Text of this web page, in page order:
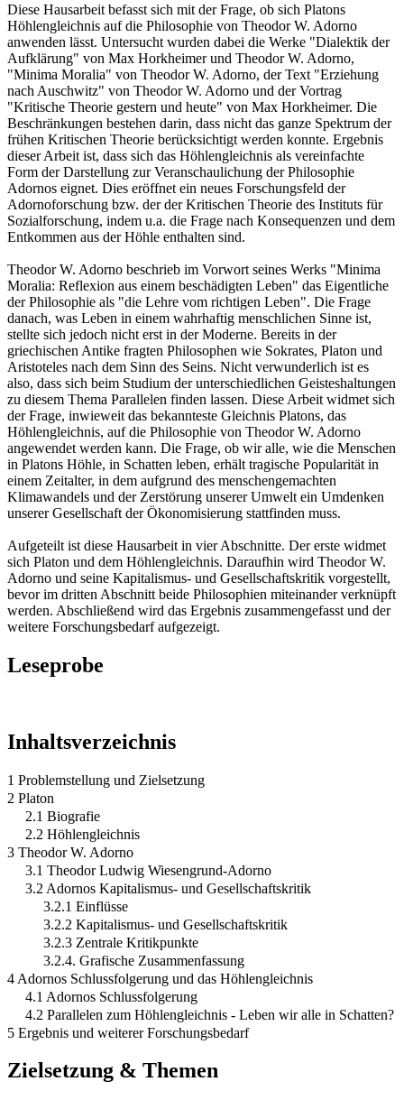
Diese Hausarbeit befasst sich mit der Frage, ob sich Platons
Höhlengleichnis auf die Philosophie von Theodor W. Adorno
anwenden lässt. Untersucht wurden dabei die Werke "Dialektik der
Aufklärung" von Max Horkheimer und Theodor W. Adorno,
"Minima Moralia" von Theodor W. Adorno, der Text "Erziehung
nach Auschwitz" von Theodor W. Adorno und der Vortrag
"Kritische Theorie gestern und heute" von Max Horkheimer. Die
Beschränkungen bestehen darin, dass nicht das ganze Spektrum der
frühen Kritischen Theorie berücksichtigt werden konnte. Ergebnis
dieser Arbeit ist, dass sich das Höhlengleichnis als vereinfachte
Form der Darstellung zur Veranschaulichung der Philosophie
Adornos eignet. Dies eröffnet ein neues Forschungsfeld der
Adornoforschung bzw. der der Kritischen Theorie des Instituts für
Sozialforschung, indem u.a. die Frage nach Konsequenzen und dem
Entkommen aus der Höhle enthalten sind.
Theodor W. Adorno beschrieb im Vorwort seines Werks "Minima
Moralia: Reflexion aus einem beschädigten Leben" das Eigentliche
der Philosophie als "die Lehre vom richtigen Leben". Die Frage
danach, was Leben in einem wahrhaftig menschlichen Sinne ist,
stellte sich jedoch nicht erst in der Moderne. Bereits in der
griechischen Antike fragten Philosophen wie Sokrates, Platon und
Aristoteles nach dem Sinn des Seins. Nicht verwunderlich ist es
also, dass sich beim Studium der unterschiedlichen Geisteshaltungen
zu diesem Thema Parallelen finden lassen. Diese Arbeit widmet sich
der Frage, inwieweit das bekannteste Gleichnis Platons, das
Höhlengleichnis, auf die Philosophie von Theodor W. Adorno
angewendet werden kann. Die Frage, ob wir alle, wie die Menschen
in Platons Höhle, in Schatten leben, erhält tragische Popularität in
einem Zeitalter, in dem aufgrund des menschengemachten
Klimawandels und der Zerstörung unserer Umwelt ein Umdenken
unserer Gesellschaft der Ökonomisierung stattfinden muss.
Aufgeteilt ist diese Hausarbeit in vier Abschnitte. Der erste widmet
sich Platon und dem Höhlengleichnis. Daraufhin wird Theodor W.
Adorno und seine Kapitalismus- und Gesellschaftskritik vorgestellt,
bevor im dritten Abschnitt beide Philosophien miteinander verknüpft
werden. Abschließend wird das Ergebnis zusammengefasst und der
weitere Forschungsbedarf aufgezeigt.
Leseprobe
Inhaltsverzeichnis
1 Problemstellung und Zielsetzung
2 Platon
2.1 Biografie
2.2 Höhlengleichnis
3 Theodor W. Adorno
3.1 Theodor Ludwig Wiesengrund-Adorno
3.2 Adornos Kapitalismus- und Gesellschaftskritik
3.2.1 Einflüsse
3.2.2 Kapitalismus- und Gesellschaftskritik
3.2.3 Zentrale Kritikpunkte
3.2.4. Grafische Zusammenfassung
4 Adornos Schlussfolgerung und das Höhlengleichnis
4.1 Adornos Schlussfolgerung
4.2 Parallelen zum Höhlengleichnis - Leben wir alle in Schatten?
5 Ergebnis und weiterer Forschungsbedarf
Zielsetzung & Themen